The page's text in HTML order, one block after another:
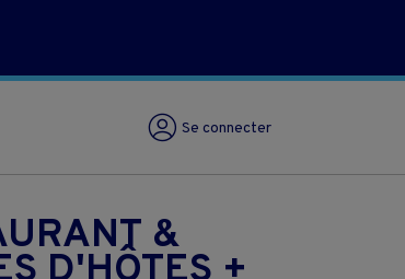
Se connecter
&